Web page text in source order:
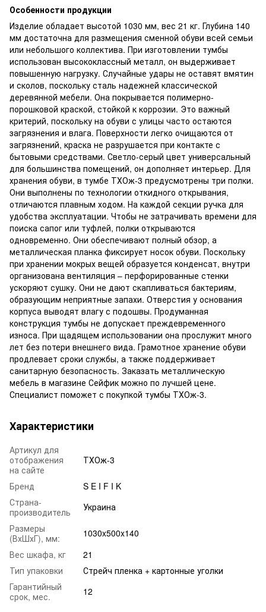
Особенности продукции
Изделие обладает высотой 1030 мм, вес 21 кг. Глубина 140
мм достаточна для размещения сменной обуви всей семьи
или небольшого коллектива. При изготовлении тумбы
использован высококлассный металл, он выдерживает
повышенную нагрузку. Случайные удары не оставят вмятин
и сколов, поскольку сталь надежней классической
деревянной мебели. Она покрывается полимерно-
порошковой краской, стойкой к коррозии. Это важный
критерий, поскольку на обуви с улицы часто остаются
загрязнения и влага. Поверхности легко очищаются от
загрязнений, краска не разрушается при контакте с
бытовыми средствами. Светло-серый цвет универсальный
для большинства помещений, он дополняет интерьер. Для
хранения обуви, в тумбе ТХОж-3 предусмотрены три полки.
Они выполнены по технологии откидного открывания,
отличаются плавным ходом. На каждой секции ручка для
удобства эксплуатации. Чтобы не затрачивать времени для
поиска сапог или туфлей, полки открываются
одновременно. Они обеспечивают полный обзор, а
металлическая планка фиксирует носок обуви. Поскольку
при хранении мокрых вещей образуется конденсат, внутри
организована вентиляция – перфорированные стенки
ускоряют сушку. Они не дают скапливаться бактериям,
образующим неприятные запахи. Отверстия у основания
корпуса выводят влагу с подошвы. Продуманная
конструкция тумбы не допускает преждевременного
износа. При щадящем использовании она прослужит много
лет без потери внешнего вида. Грамотное хранение обуви
продлевает сроки службы, а также поддерживает
санитарную безопасность. Заказать металлическую
мебель в магазине Сейфик можно по лучшей цене.
Специалист поможет с покупкой тумбы ТХОж-3.
Характеристики
Артикул для
отображения
на сайте
ТХОж-3
Бренд
S E I F I K
Страна-
производитель
Украина
Размеры
(ВхШхГ), мм:
1030x500x140
Вес шкафа, кг
21
Тип упаковки
Стрейч пленка + картонные уголки
Гарантийный
срок, мес.
12